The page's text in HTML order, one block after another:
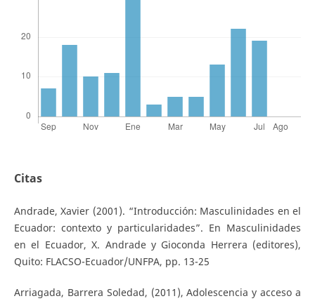
Citas
Andrade, Xavier (2001). “Introducción: Masculinidades en el
Ecuador: contexto y particularidades”. En Masculinidades
en el Ecuador, X. Andrade y Gioconda Herrera (editores),
Quito: FLACSO-Ecuador/UNFPA, pp. 13-25
Arriagada, Barrera Soledad, (2011), Adolescencia y acceso a